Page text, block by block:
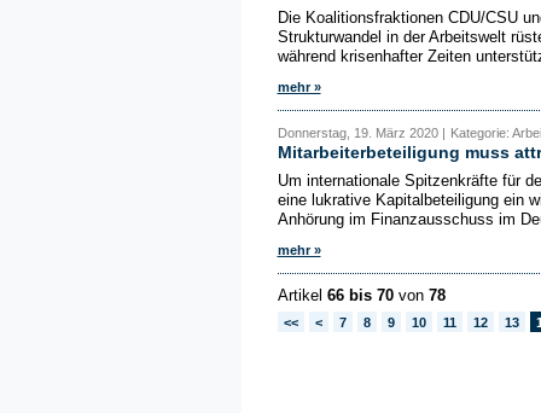
Die Koalitionsfraktionen CDU/CSU
Strukturwandel in der Arbeitswelt
während krisenhafter Zeiten
mehr »
Donnerstag, 19. März 2020 | Kategorie:
Mitarbeiterbeteiligung muss
Um internationale Spitzenkräfte für
eine lukrative Kapitalbeteiligung ein
Anhörung im Finanzausschuss im
mehr »
Artikel 66 bis 70von 78
<< < 7 8 9 10 11 12 13